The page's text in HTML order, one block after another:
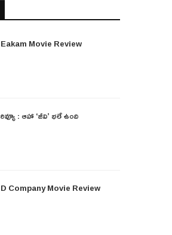
Eakam Movie Review
రివ్యూ : ఆహా ‘జీవి’ భలే ఉంది
D Company Movie Review